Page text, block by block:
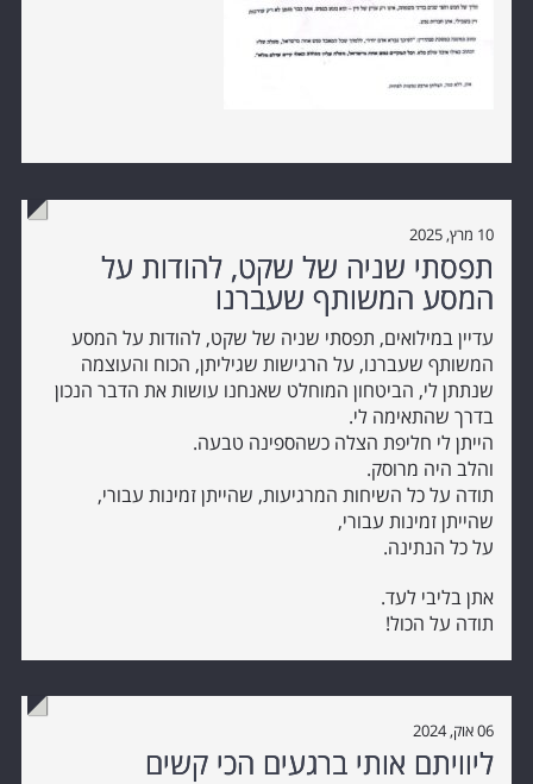
10 מרץ, 2025
תפסתי שניה של שקט, להודות על
המסע המשותף שעברנו
עדיין במילואים, תפסתי שניה של שקט, להודות על המסע
המשותף שעברנו, על הרגישות שגיליתן, הכוח והעוצמה
שנתתן לי, הביטחון המוחלט שאנחנו עושות את הדבר הנכון
בדרך שהתאימה לי.
הייתן לי חליפת הצלה כשהספינה טבעה.
והלב היה מרוסק.
תודה על כל השיחות המרגיעות, שהייתן זמינות עבורי,
שהייתן זמינות עבורי,
על כל הנתינה.
אתן בליבי לעד.
תודה על הכול!
06 אוק, 2024
ליוויתם אותי ברגעים הכי קשים